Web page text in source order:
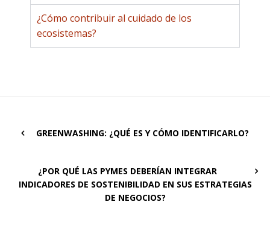
¿Cómo contribuir al cuidado de los
ecosistemas?
GREENWASHING: ¿QUÉ ES Y CÓMO IDENTIFICARLO?
¿POR QUÉ LAS PYMES DEBERÍAN INTEGRAR
INDICADORES DE SOSTENIBILIDAD EN SUS ESTRATEGIAS
DE NEGOCIOS?